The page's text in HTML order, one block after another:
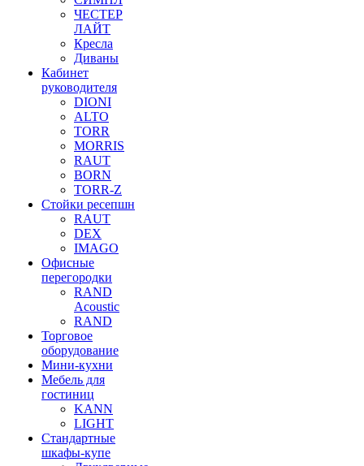
ЧЕСТЕР
ЛАЙТ
Кресла
Диваны
Кабинет
руководителя
DIONI
ALTO
TORR
MORRIS
RAUT
BORN
TORR-Z
Стойки ресепшн
RAUT
DEX
IMAGO
Офисные
перегородки
RAND
Acoustic
RAND
Торговое
оборудование
Мини-кухни
Мебель для
гостиниц
KANN
LIGHT
Стандартные
шкафы-купе